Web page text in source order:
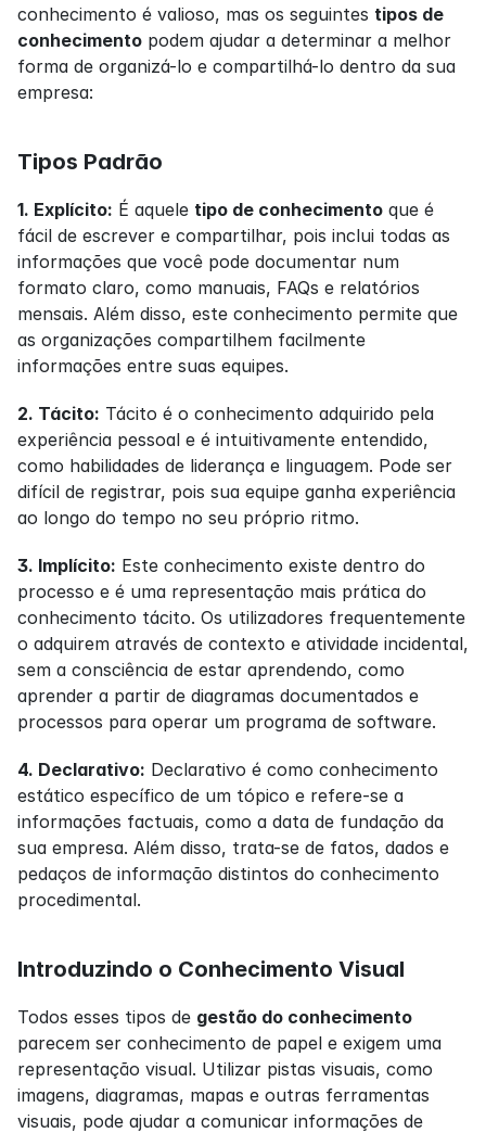
conhecimento é valioso, mas os seguintes tipos de
conhecimento podem ajudar a determinar a melhor
forma de organizá-lo e compartilhá-lo dentro da sua
empresa:
Tipos Padrão
1. Explícito: É aquele tipo de conhecimento que é
fácil de escrever e compartilhar, pois inclui todas as
informações que você pode documentar num
formato claro, como manuais, FAQs e relatórios
mensais. Além disso, este conhecimento permite que
as organizações compartilhem facilmente
informações entre suas equipes.
2. Tácito: Tácito é o conhecimento adquirido pela
experiência pessoal e é intuitivamente entendido,
como habilidades de liderança e linguagem. Pode ser
difícil de registrar, pois sua equipe ganha experiência
ao longo do tempo no seu próprio ritmo.
3. Implícito: Este conhecimento existe dentro do
processo e é uma representação mais prática do
conhecimento tácito. Os utilizadores frequentemente
o adquirem através de contexto e atividade incidental,
sem a consciência de estar aprendendo, como
aprender a partir de diagramas documentados e
processos para operar um programa de software.
4. Declarativo: Declarativo é como conhecimento
estático específico de um tópico e refere-se a
informações factuais, como a data de fundação da
sua empresa. Além disso, trata-se de fatos, dados e
pedaços de informação distintos do conhecimento
procedimental.
Introduzindo o Conhecimento Visual
Todos esses tipos de gestão do conhecimento
parecem ser conhecimento de papel e exigem uma
representação visual. Utilizar pistas visuais, como
imagens, diagramas, mapas e outras ferramentas
visuais, pode ajudar a comunicar informações de